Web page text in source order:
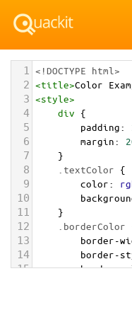
1 <!DOCTYPE html>
2 <title>Color
3 <style>
4 div {
5 padding:
6 margin:
7 }
8 .textColor {
9 color:
10
11 }
12 .borderColor
13 border-
14 border-
15 border-